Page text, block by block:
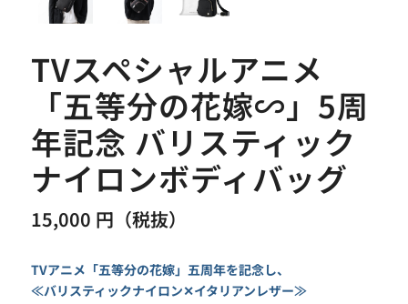
TVスペシャルアニメ
「五等分の花嫁∽」5周
年記念 バリスティック
ナイロンボディバッグ
15,000 円（税抜）
TVアニメ「五等分の花嫁」五周年を記念し、
≪バリスティックナイロン✕イタリアンレザー≫